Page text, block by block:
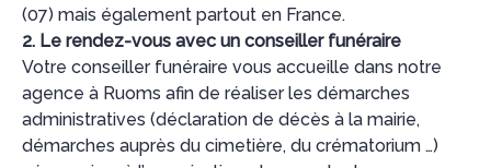
(07) mais également partout en France.
2. Le rendez-vous avec un conseiller funéraire
Votre conseiller funéraire vous accueille dans notre
agence à Ruoms afin de réaliser les démarches
administratives (déclaration de décès à la mairie,
démarches auprès du cimetière, du crématorium …)